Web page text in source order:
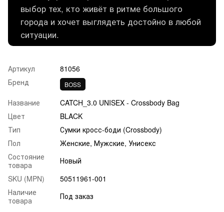
выбор тех, кто живёт в ритме большого
города и хочет выглядеть достойно в любой
ситуации.
Артикул
81056
Бренд
BOSS
Название
CATCH_3.0 UNISEX - Crossbody Bag
Цвет
BLACK
Тип
Сумки кросс-боди (Crossbody)
Пол
Женские, Мужские, Унисекс
Состояние
товара
Новый
SKU (MPN)
50511961-001
Наличие
товара
Под заказ